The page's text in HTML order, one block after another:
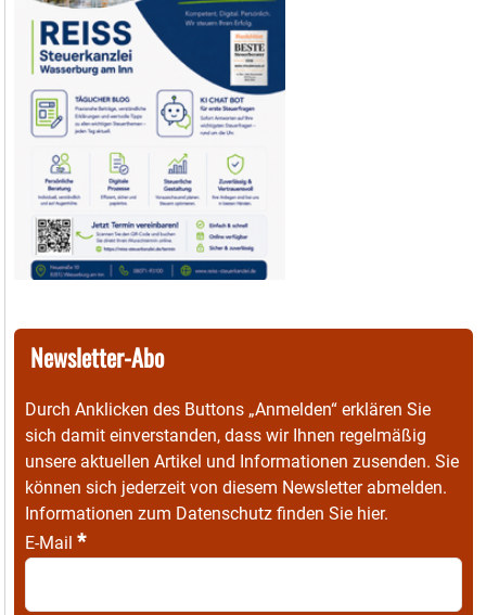
Newsletter-Abo
Durch Anklicken des Buttons „Anmelden“ erklären Sie
sich damit einverstanden, dass wir Ihnen regelmäßig
unsere aktuellen Artikel und Informationen zusenden. Sie
können sich jederzeit von diesem Newsletter abmelden.
Informationen zum Datenschutz finden Sie hier.
E-Mail *